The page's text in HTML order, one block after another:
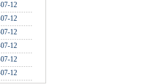
12
12
12
12
12
12